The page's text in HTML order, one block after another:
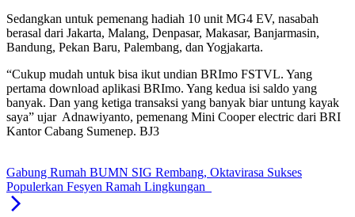
Sedangkan untuk pemenang hadiah 10 unit MG4 EV, nasabah
berasal dari Jakarta, Malang, Denpasar, Makasar, Banjarmasin,
Bandung, Pekan Baru, Palembang, dan Yogjakarta.
“Cukup mudah untuk bisa ikut undian BRImo FSTVL. Yang
pertama download aplikasi BRImo. Yang kedua isi saldo yang
banyak. Dan yang ketiga transaksi yang banyak biar untung kayak
saya” ujar Adnawiyanto, pemenang Mini Cooper electric dari BRI
Kantor Cabang Sumenep. BJ3
Gabung Rumah BUMN SIG Rembang, Oktavirasa Sukses
Populerkan Fesyen Ramah Lingkungan